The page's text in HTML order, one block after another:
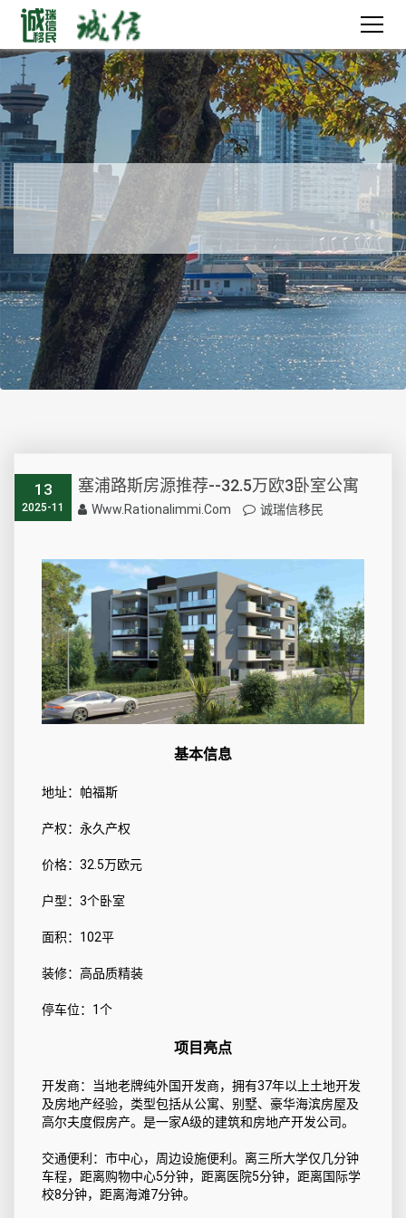
13
2025-11
塞浦路斯房源推荐--32.5万欧3卧室公寓
Www.rationalimmi.com 诚瑞信移民
基本信息
地址：帕福斯
产权：永久产权
价格：32.5万欧元
户型：3个卧室
面积：102平
装修：高品质精装
停车位：1个
项目亮点
开发商：当地老牌纯外国开发商，拥有37年以上土地开发
及房地产经验，类型包括从公寓、别墅、豪华海滨房屋及
高尔夫度假房产。是一家A级的建筑和房地产开发公司。
交通便利：市中心，周边设施便利。离三所大学仅几分钟
车程，距离购物中心5分钟，距离医院5分钟，距离国际学
校8分钟，距离海滩7分钟。